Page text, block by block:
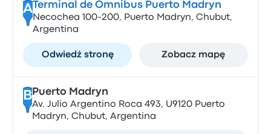
A Terminal de Ómnibus Puerto Madryn
Necochea 100-200, Puerto Madryn, Chubut,
Argentina
Odwiedź stronę Zobacz mapę
B Puerto Madryn
Av. Julio Argentino Roca 493, U9120 Puerto
Madryn, Chubut, Argentina